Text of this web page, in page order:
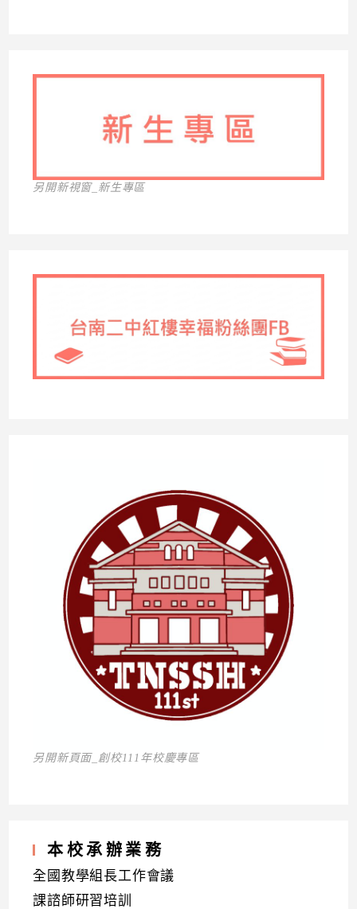
另開新視窗_新生專區
另開新頁面_創校111年校慶專區
本校承辦業務
全國教學組長工作會議
課諮師研習培訓